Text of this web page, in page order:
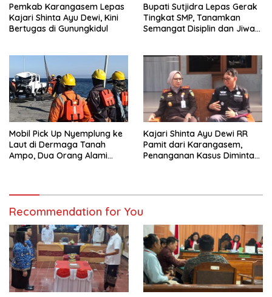
Pemkab Karangasem Lepas
Kajari Shinta Ayu Dewi, Kini
Bertugas di Gunungkidul
Bupati Sutjidra Lepas Gerak
Tingkat SMP, Tanamkan
Semangat Disiplin dan Jiwa
Mobil Pick Up Nyemplung ke
Laut di Dermaga Tanah
Ampo, Dua Orang Alami
Kajari Shinta Ayu Dewi RR
Pamit dari Karangasem,
Penanganan Kasus Diminta
Recommendation for You